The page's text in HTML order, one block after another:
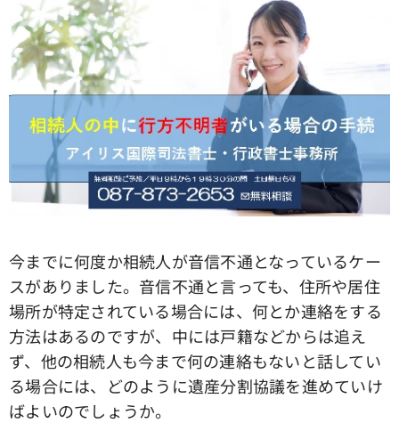
今までに何度か相続人が音信不通となっているケー
スがありました。音信不通と言っても、住所や居住
場所が特定されている場合には、何とか連絡をする
方法はあるのですが、中には戸籍などからは追え
ず、他の相続人も今まで何の連絡もないと話してい
る場合には、どのように遺産分割協議を進めていけ
ばよいのでしょうか。